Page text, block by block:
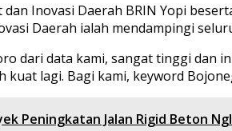
Inovasi Daerah BRIN Yopi
Daerah ialah mendampingi
dari data kami, sangat tinggi dan
lagi. Bagi kami, keyword
Peningkatan Jalan Rigid Beton